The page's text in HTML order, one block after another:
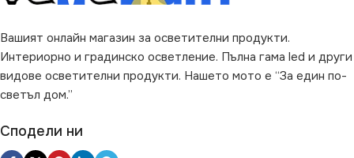
Вашият онлайн магазин за осветителни продукти.
Интериорно и градинско осветление. Пълна гама led и други
видове осветителни продукти. Нашето мото е “За един по-
светъл дом.”
Сподели ни